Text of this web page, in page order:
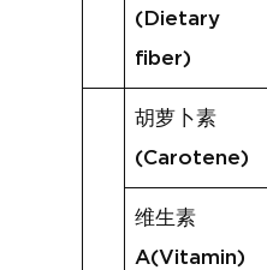
(Dietary
fiber)
胡萝卜素
(Carotene)
维生素
A(Vitamin)